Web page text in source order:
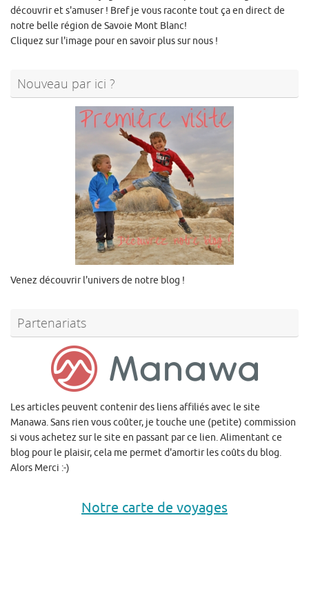
découvrir et s'amuser ! Bref je vous raconte tout ça en direct de
notre belle région de Savoie Mont Blanc!
Cliquez sur l'image pour en savoir plus sur nous !
Nouveau par ici ?
Venez découvrir l'univers de notre blog !
Partenariats
Les articles peuvent contenir des liens affiliés avec le site
Manawa. Sans rien vous coûter, je touche une (petite) commission
si vous achetez sur le site en passant par ce lien. Alimentant ce
blog pour le plaisir, cela me permet d'amortir les coûts du blog.
Alors Merci :-)
Notre carte de voyages